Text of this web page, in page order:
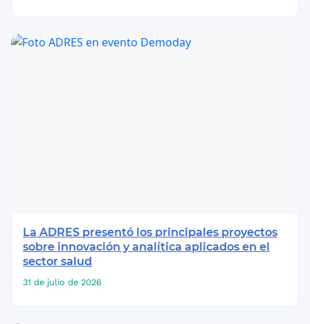
La ADRES presentó los principales proyectos
sobre innovación y analítica aplicados en el
sector salud
31 de julio de 2026